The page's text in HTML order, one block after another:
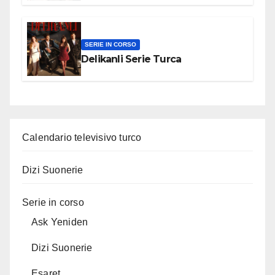
SERIE IN CORSO
Delikanli Serie Turca
Calendario televisivo turco
Dizi Suonerie
Serie in corso
Ask Yeniden
Dizi Suonerie